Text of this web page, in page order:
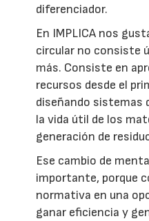
diferenciador.
En IMPLICA nos
circular no consiste
más. Consiste en
recursos desde el
diseñando sistemas
la vida útil de los
generación de
Ese cambio de
importante, porque
normativa en una
ganar eficiencia y